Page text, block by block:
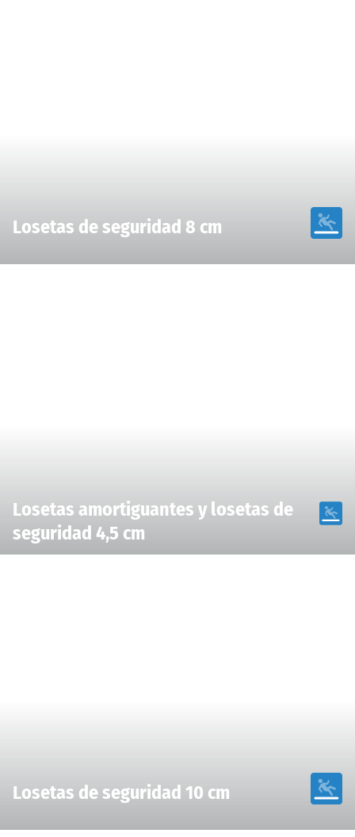
Losetas de seguridad 8 cm
Losetas amortiguantes y losetas de
seguridad 4,5 cm
Losetas de seguridad 10 cm